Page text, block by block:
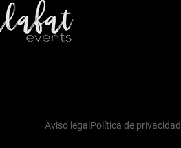
Aviso legal Política de privacidad